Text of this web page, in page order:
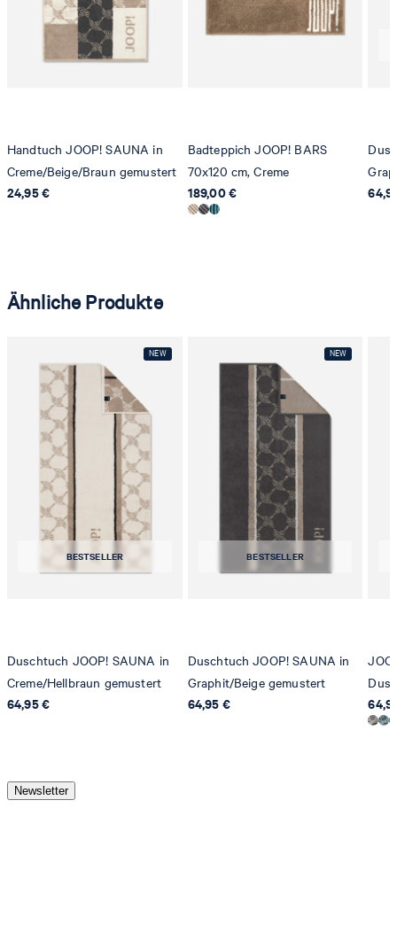
Handtuch JOOP! SAUNA in
Creme/Beige/Braun gemustert
24,95 €
Badteppich JOOP! BARS
70x120 cm, Creme
189,00 €
Ähnliche Produkte
BESTSELLER
Duschtuch JOOP! SAUNA in
Creme/Hellbraun gemustert
64,95 €
BESTSELLER
Duschtuch JOOP! SAUNA in
Graphit/Beige gemustert
64,95 €
Newsletter